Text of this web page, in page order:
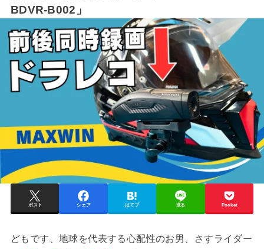
BDVR-B002」
ポスト シェア はてブ 送る Pocket
どもです、地球を代表する心配性のお男、さすライダー